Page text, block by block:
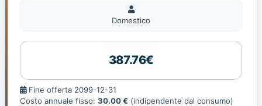
Domestico
Domestico
387.76€
Fine
offerta
Fine offerta 2099-12-31
Costo annuale fisso: 30.00 € (indipendente dal consumo)